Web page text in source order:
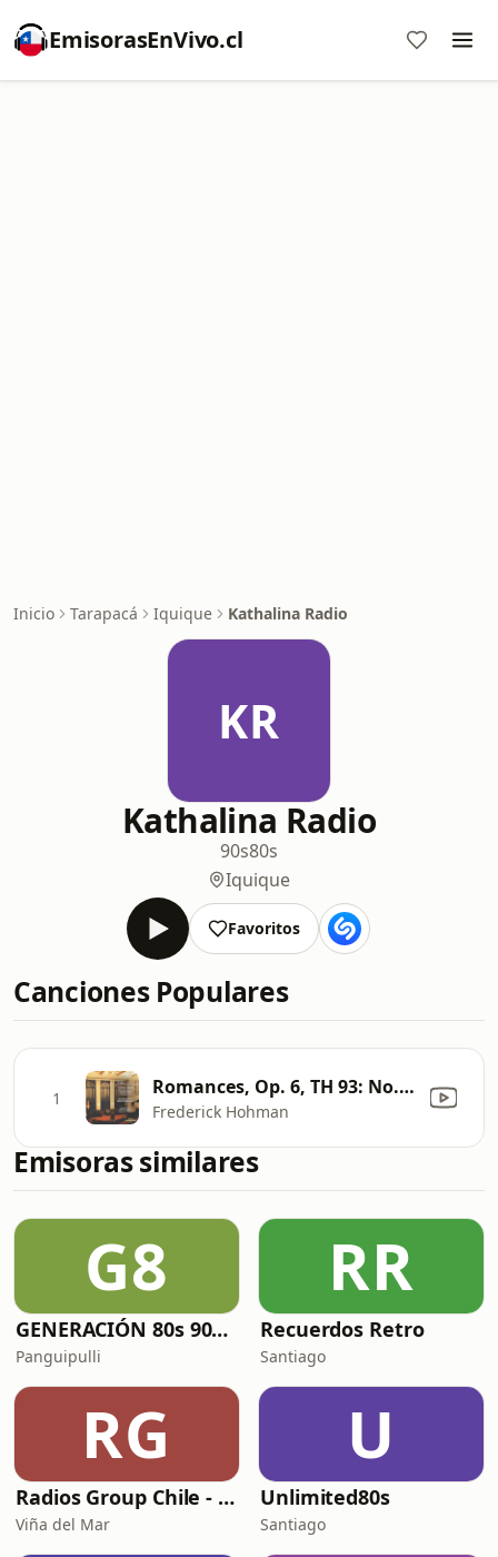
EmisorasEnVivo.cl
Inicio Tarapacá Iquique Kathalina Radio
KR
Kathalina Radio
90s80s
Iquique
Favoritos
Canciones Populares
1 Romances, Op. 6, TH 93: No. 6, None but the Lonely Heart (Arr. A. B. Plant for Organ)
Frederick Hohman
Emisoras similares
G8
GENERACIÓN 80s 90s Neltume Chile Radio
Panguipulli
RR
Recuerdos Retro
Santiago
RG
Radios Group Chile - Estación 2000
Viña del Mar
U
Unlimited80s
Santiago